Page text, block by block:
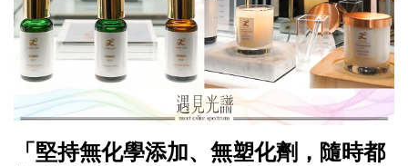
「堅持無化學添加、無塑化劑，隨時都